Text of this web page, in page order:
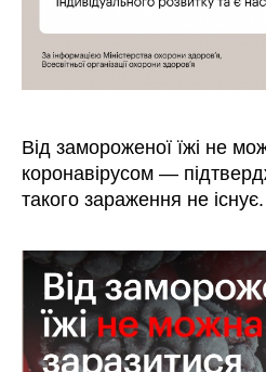
Від замороженої їжі не
коронавірусом —
такого зараження не існує.